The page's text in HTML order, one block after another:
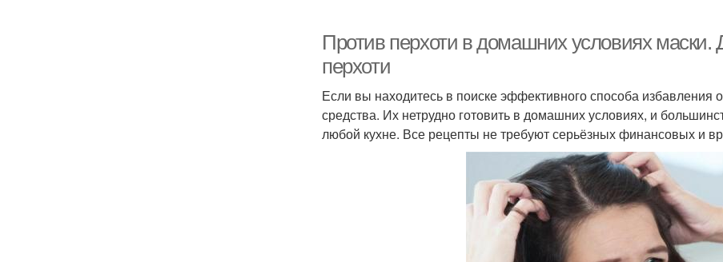
Против перхоти в домашних условиях
перхоти
Если вы находитесь в поиске эффективного способа
средства. Их нетрудно готовить в домашних условиях, и
любой кухне. Все рецепты не требуют серьёзных финансовых и